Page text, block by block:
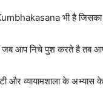
भी है जिसका
आप निचे पुश करते है तब
और व्यायामशाला के